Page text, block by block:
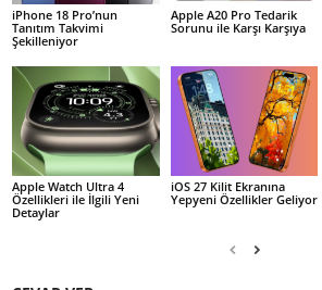
iPhone 18 Pro’nun
Tanıtım Takvimi
Şekilleniyor
Apple A20 Pro Tedarik
Sorunu ile Karşı Karşıya
Apple Watch Ultra 4
Özellikleri ile İlgili Yeni
Detaylar
iOS 27 Kilit Ekranına
Yepyeni Özellikler Geliyor